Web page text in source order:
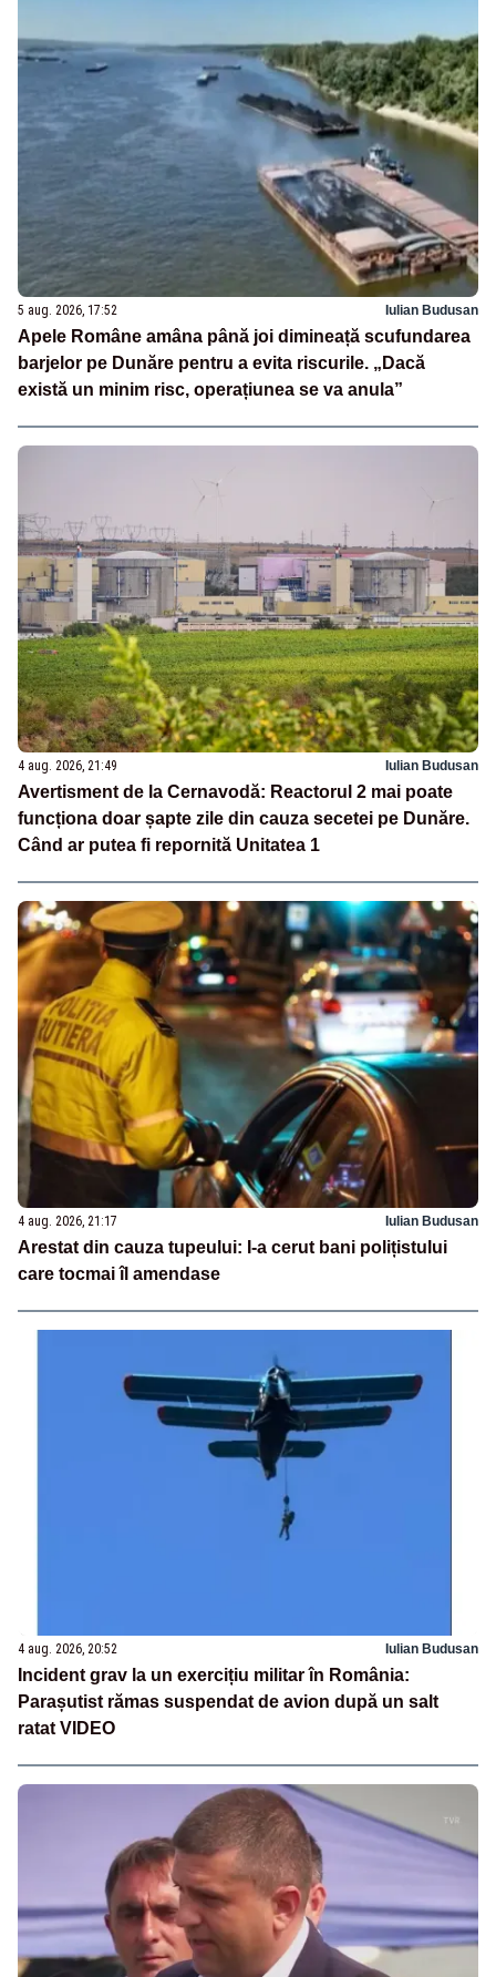
5 aug. 2026, 17:52 Iulian Budusan
Apele Române amâna până joi dimineață scufundarea
barjelor pe Dunăre pentru a evita riscurile. „Dacă
există un minim risc, operațiunea se va anula”
4 aug. 2026, 21:49 Iulian Budusan
Avertisment de la Cernavodă: Reactorul 2 mai poate
funcționa doar șapte zile din cauza secetei pe Dunăre.
Când ar putea fi repornită Unitatea 1
4 aug. 2026, 21:17 Iulian Budusan
Arestat din cauza tupeului: I-a cerut bani polițistului
care tocmai îl amendase
4 aug. 2026, 20:52 Iulian Budusan
Incident grav la un exercițiu militar în România:
Parașutist rămas suspendat de avion după un salt
ratat VIDEO